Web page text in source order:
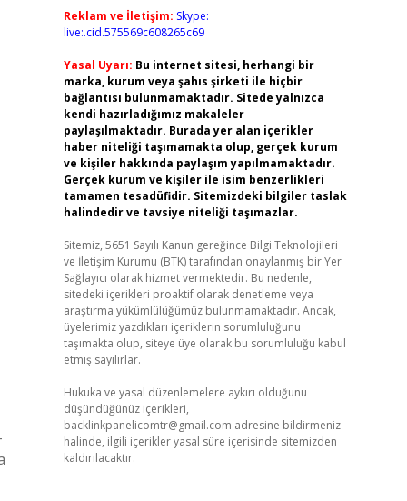
Reklam ve İletişim: Skype:
live:.cid.575569c608265c69
Yasal Uyarı: Bu internet sitesi, herhangi bir
marka, kurum veya şahıs şirketi ile hiçbir
bağlantısı bulunmamaktadır. Sitede yalnızca
kendi hazırladığımız makaleler
paylaşılmaktadır. Burada yer alan içerikler
haber niteliği taşımamakta olup, gerçek kurum
ve kişiler hakkında paylaşım yapılmamaktadır.
Gerçek kurum ve kişiler ile isim benzerlikleri
tamamen tesadüfidir. Sitemizdeki bilgiler taslak
halindedir ve tavsiye niteliği taşımazlar.
Sitemiz, 5651 Sayılı Kanun gereğince Bilgi Teknolojileri
ve İletişim Kurumu (BTK) tarafından onaylanmış bir Yer
Sağlayıcı olarak hizmet vermektedir. Bu nedenle,
sitedeki içerikleri proaktif olarak denetleme veya
araştırma yükümlülüğümüz bulunmamaktadır. Ancak,
üyelerimiz yazdıkları içeriklerin sorumluluğunu
taşımakta olup, siteye üye olarak bu sorumluluğu kabul
etmiş sayılırlar.
Hukuka ve yasal düzenlemelere aykırı olduğunu
düşündüğünüz içerikleri,
backlinkpanelicomtr@gmail.com adresine bildirmeniz
halinde, ilgili içerikler yasal süre içerisinde sitemizden
kaldırılacaktır.